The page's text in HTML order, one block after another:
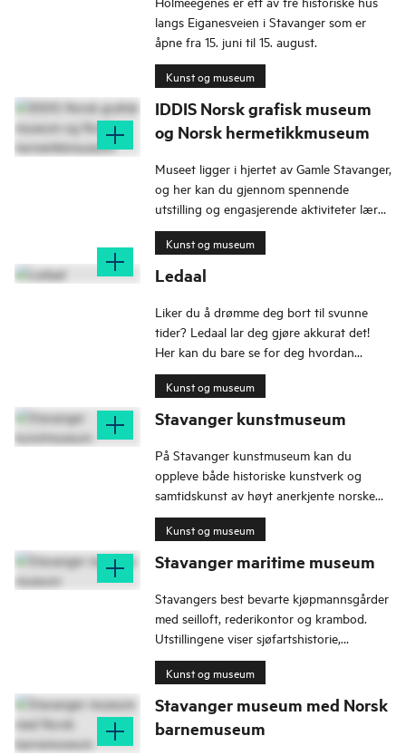
langs Eiganesveien i Stavanger som er
åpne fra 15. juni til 15. august.
Kunst og museum
IDDIS Norsk grafisk museum
og Norsk hermetikkmuseum
Museet ligger i hjertet av Gamle Stavanger,
og her kan du gjennom spennende
utstilling og engasjerende aktiviteter lære
mer om byens to viktige industrier.
Kunst og museum
Ledaal
Liker du å drømme deg bort til svunne
tider? Ledaal lar deg gjøre akkurat det!
Her kan du bare se for deg hvordan
overklassen levde i første halvdel av 1800-
tallet.
Kunst og museum
Stavanger kunstmuseum
På Stavanger kunstmuseum kan du
oppleve både historiske kunstverk og
samtidskunst av høyt anerkjente norske
og internasjonale kunstnere.
Kunst og museum
Stavanger maritime museum
Stavangers best bevarte kjøpmannsgårder
med seilloft, rederikontor og krambod.
Utstillingene viser sjøfartshistorie,
byhistorie og handelsvirksomhet i
Stavanger og Rogaland gjennom 500 år.
Kunst og museum
Stavanger museum med Norsk
barnemuseum